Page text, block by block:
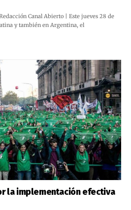
Canal Abierto | Este jueves 28 de
y también en Argentina, el
la implementación efectiva